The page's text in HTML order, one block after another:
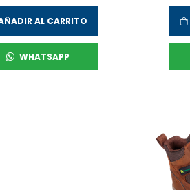
AL CARRITO
WHATSAPP